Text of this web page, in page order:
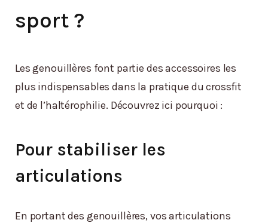
sport ?
Les genouillères font partie des accessoires les
plus indispensables dans la pratique du crossfit
et de l’haltérophilie. Découvrez ici pourquoi :
Pour stabiliser les
articulations
En portant des genouillères, vos articulations